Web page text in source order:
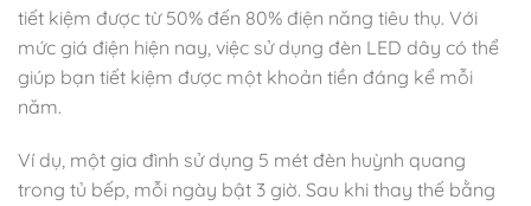
tiết kiệm được từ 50% đến 80% điện năng tiêu thụ. Với
mức giá điện hiện nay, việc sử dụng đèn LED dây có thể
giúp bạn tiết kiệm được một khoản tiền đáng kể mỗi
năm.
Ví dụ, một gia đình sử dụng 5 mét đèn huỳnh quang
trong tủ bếp, mỗi ngày bật 3 giờ. Sau khi thay thế bằng